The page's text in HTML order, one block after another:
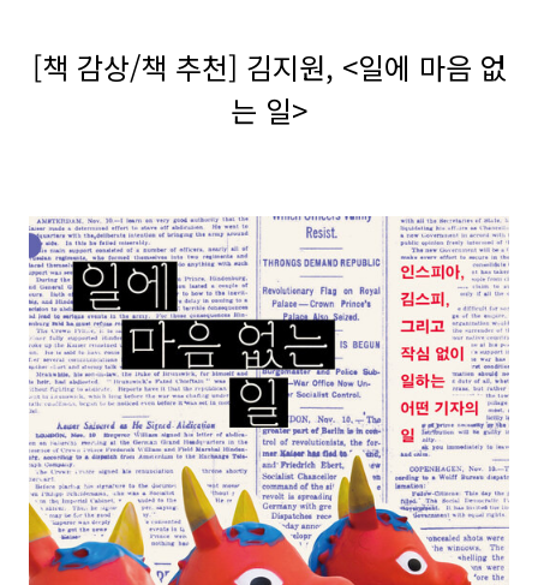
[책 감상/책 추천] 김지원, <일에 마음 없
는 일>